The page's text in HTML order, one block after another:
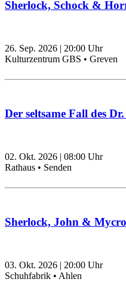
Sherlock, Schock &
26. Sep. 2026 | 20:00 Uhr
Kulturzentrum GBS • Greven
Der seltsame Fall des
02. Okt. 2026 | 08:00 Uhr
Rathaus • Senden
Sherlock, John &
03. Okt. 2026 | 20:00 Uhr
Schuhfabrik • Ahlen